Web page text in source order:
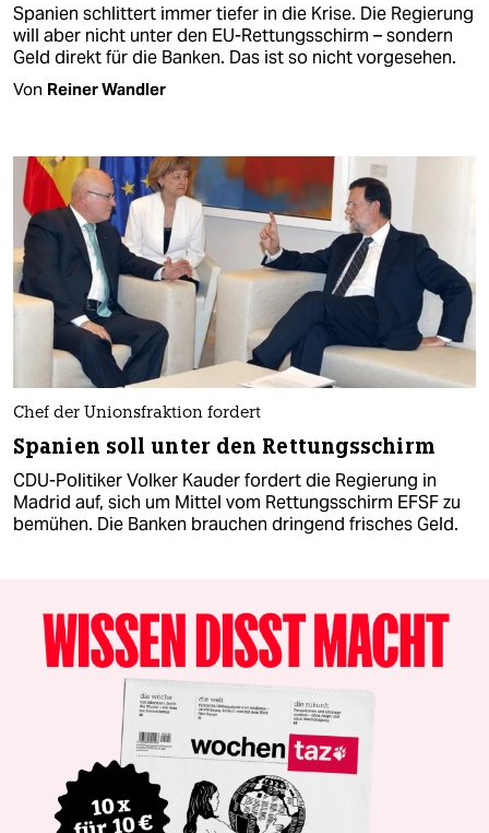
Spanien schlittert immer tiefer in die Krise. Die Regierung
will aber nicht unter den EU-Rettungsschirm – sondern
Geld direkt für die Banken. Das ist so nicht vorgesehen.
Von Reiner Wandler
Chef der Unionsfraktion fordert
Spanien soll unter den Rettungsschirm
CDU-Politiker Volker Kauder fordert die Regierung in
Madrid auf, sich um Mittel vom Rettungsschirm EFSF zu
bemühen. Die Banken brauchen dringend frisches Geld.